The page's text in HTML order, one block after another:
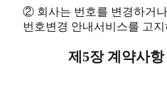
② 회사는 번호를 변경하거
번호변경 안내서비스를 고
제5장 계약사